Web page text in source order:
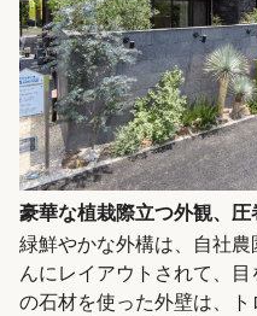
豪華な植栽際立つ外観、圧
緑鮮やかな外構は、自社
んにレイアウトされて、
の石材を使った外壁は、